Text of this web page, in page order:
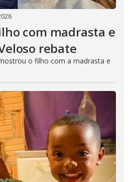
com madrasta e
rebate
o filho com a madrasta e